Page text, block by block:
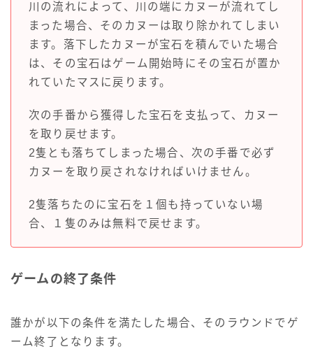
川の流れによって、川の端にカヌーが流れてし
まった場合、そのカヌーは取り除かれてしまい
ます。落下したカヌーが宝石を積んでいた場合
は、その宝石はゲーム開始時にその宝石が置か
れていたマスに戻ります。
次の手番から獲得した宝石を支払って、カヌー
を取り戻せます。
2隻とも落ちてしまった場合、次の手番で必ず
カヌーを取り戻されなければいけません。
2隻落ちたのに宝石を１個も持っていない場
合、１隻のみは無料で戻せます。
ゲームの終了条件
誰かが以下の条件を満たした場合、そのラウンドでゲ
ーム終了となります。